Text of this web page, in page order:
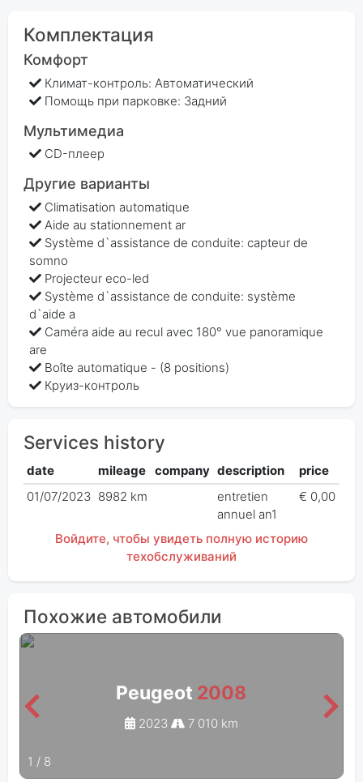
Комплектация
Комфорт
Климат-контроль: Автоматический
Помощь при парковке: Задний
Мультимедиа
CD-плеер
Другие варианты
Climatisation automatique
Aide au stationnement ar
Système d`assistance de conduite: capteur de
somno
Projecteur eco-led
Système d`assistance de conduite: système
d`aide a
Caméra aide au recul avec 180° vue panoramique
are
Boîte automatique - (8 positions)
Круиз-контроль
Services history
date mileage company description
price
01/07/2023 8982 km
entretien
annuel an1
€ 0,00
Войдите, чтобы увидеть полную историю
техобслуживаний
Похожие автомобили
Peugeot 2008
2023 7 010 km
1 / 8